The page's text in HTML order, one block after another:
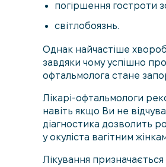
погіршення гостроти
світлобоязнь.
Однак найчастіше
завдяки чому успішно
офтальмолога стане
Лікарі-офтальмологи
навіть якщо Ви не
діагностика дозволить
у окуліста вагітним
Лікування